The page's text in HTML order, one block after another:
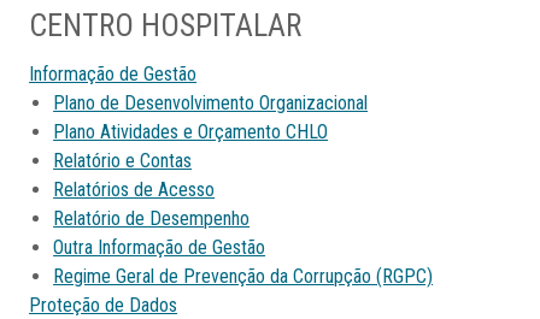
CENTRO HOSPITALAR
Informação de Gestão
Plano de Desenvolvimento Organizacional
Plano Atividades e Orçamento CHLO
Relatório e Contas
Relatórios de Acesso
Relatório de Desempenho
Outra Informação de Gestão
Regime Geral de Prevenção da Corrupção (RGPC)
Proteção de Dados